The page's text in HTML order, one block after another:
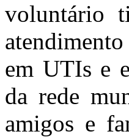
voluntário
em UTIs e
da rede
amigos e